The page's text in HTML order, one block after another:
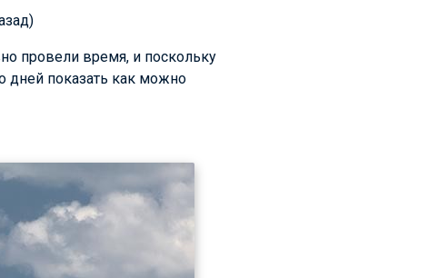
провели время, и поскольку
дней показать как можно